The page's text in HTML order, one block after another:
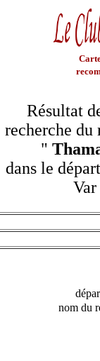
Résultat
recherche du
"
dans le
Var
nom du